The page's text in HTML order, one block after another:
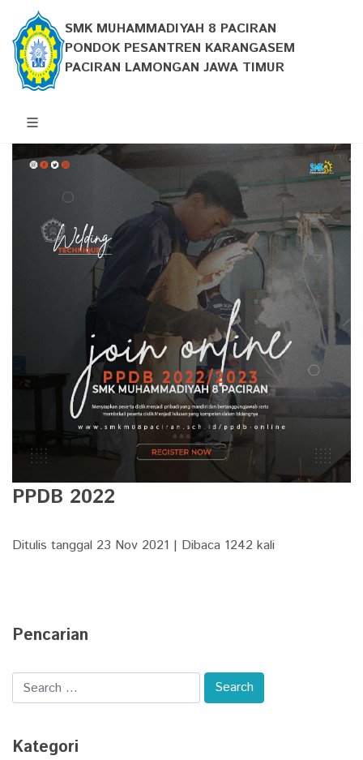
SMK MUHAMMADIYAH 8 PACIRAN
PONDOK PESANTREN KARANGASEM
PACIRAN LAMONGAN JAWA TIMUR
PPDB 2022
Ditulis tanggal 23 Nov 2021 | Dibaca 1242 kali
Pencarian
Kategori